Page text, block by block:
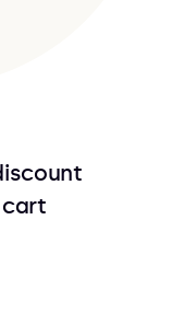
cart